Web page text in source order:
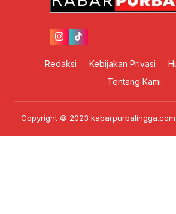
Redaksi Kebijakan Privasi
Tentang Kami
Copyright © 2023